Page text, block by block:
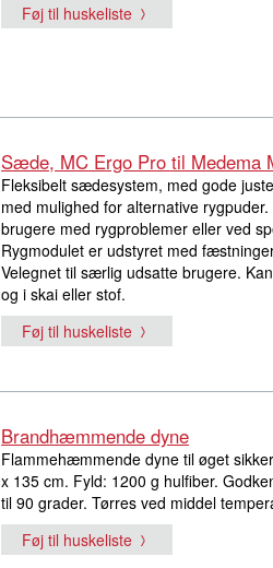
Føj til huskeliste
Sæde, MC Ergo Pro til Medema
Fleksibelt sædesystem, med gode
med mulighed for alternative
brugere med rygproblemer eller ved
Rygmodulet er udstyret med
Velegnet til særlig udsatte brugere.
og i skai eller stof.
Føj til huskeliste
Brandhæmmende dyne
Flammehæmmende dyne til øget
x 135 cm. Fyld: 1200 g hulfiber.
til 90 grader. Tørres ved middel
Føj til huskeliste